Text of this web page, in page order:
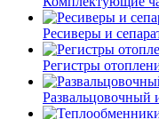
Ресиверы и
Регистры
Развальцовочный